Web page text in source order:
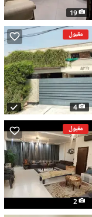
19
مقبول
4
مقبول
2